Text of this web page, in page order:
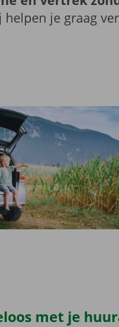
helpen je graag
met je